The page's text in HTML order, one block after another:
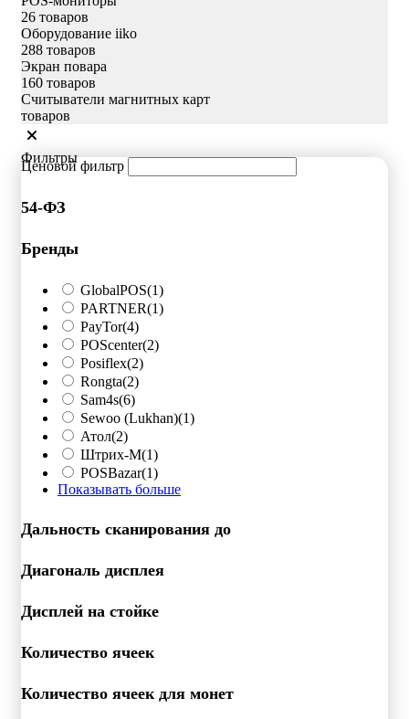
26 товаров
Оборудование iiko
288 товаров
Экран повара
160 товаров
Считыватели магнитных карт
товаров
Фильтры
Ценовой фильтр
54-ФЗ
Бренды
GlobalPOS(1)
PARTNER(1)
PayTor(4)
POScenter(2)
Posiflex(2)
Rongta(2)
Sam4s(6)
Sewoo (Lukhan)(1)
Атол(2)
Штрих-М(1)
POSBazar(1)
Показывать больше
Дальность сканирования до
Диагональ дисплея
Дисплей на стойке
Количество ячеек
Количество ячеек для монет